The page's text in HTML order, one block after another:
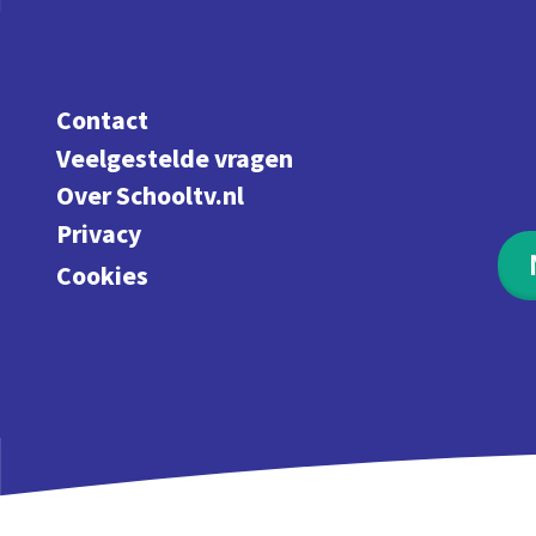
Contact
Veelgestelde vragen
Over Schooltv.nl
Privacy
Cookies